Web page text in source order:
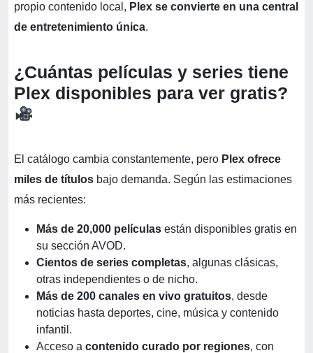
propio contenido local, Plex se convierte en una central
de entretenimiento única.
¿Cuántas películas y series tiene
Plex disponibles para ver gratis?
El catálogo cambia constantemente, pero Plex ofrece
miles de títulos bajo demanda. Según las estimaciones
más recientes:
Más de 20,000 películas están disponibles gratis en
su sección AVOD.
Cientos de series completas, algunas clásicas,
otras independientes o de nicho.
Más de 200 canales en vivo gratuitos, desde
noticias hasta deportes, cine, música y contenido
infantil.
Acceso a contenido curado por regiones, con